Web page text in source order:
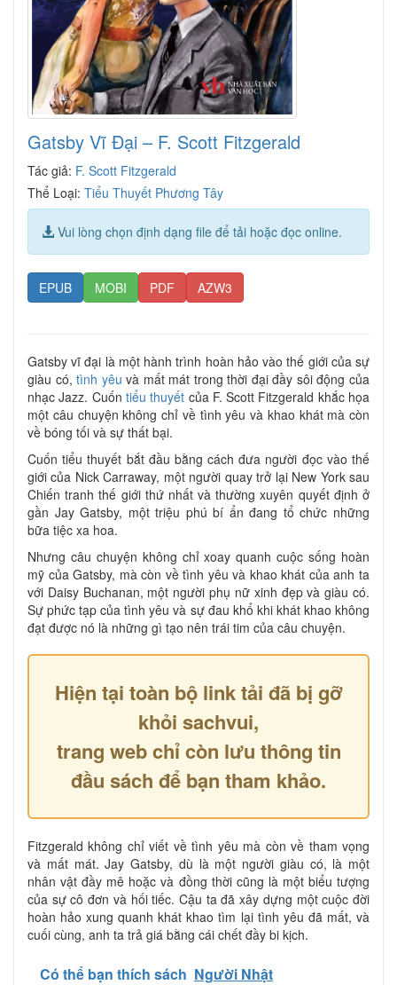
Gatsby Vĩ Đại – F. Scott Fitzgerald
Tác giả: F. Scott Fitzgerald
Thể Loại: Tiểu Thuyết Phương Tây
Vui lòng chọn định dạng file để tải hoặc đọc online.
EPUB MOBI PDF AZW3
Gatsby vĩ đại là một hành trình hoàn hảo vào thế giới của sự
giàu có,tình yêu và mất mát trong thời đại đầy sôi động của
nhạc Jazz. Cuốn tiểu thuyết của F. Scott Fitzgerald khắc họa
một câu chuyện không chỉ về tình yêu và khao khát mà còn
về bóng tối và sự thất bại.
Cuốn tiểu thuyết bắt đầu bằng cách đưa người đọc vào thế
giới của Nick Carraway, một người quay trở lại New York sau
Chiến tranh thế giới thứ nhất và thường xuyên quyết định ở
gần Jay Gatsby, một triệu phú bí ẩn đang tổ chức những
bữa tiệc xa hoa.
Nhưng câu chuyện không chỉ xoay quanh cuộc sống hoàn
mỹ của Gatsby, mà còn về tình yêu và khao khát của anh ta
với Daisy Buchanan, một người phụ nữ xinh đẹp và giàu có.
Sự phức tạp của tình yêu và sự đau khổ khi khát khao không
đạt được nó là những gì tạo nên trái tim của câu chuyện.
Hiện tại toàn bộ link tải đã bị gỡ
khỏi sachvui,
trang web chỉ còn lưu thông tin
đầu sách để bạn tham khảo.
Fitzgerald không chỉ viết về tình yêu mà còn về tham vọng
và mất mát. Jay Gatsby, dù là một người giàu có, là một
nhân vật đầy mê hoặc và đồng thời cũng là một biểu tượng
của sự cô đơn và hối tiếc. Cậu ta đã xây dựng một cuộc đời
hoàn hảo xung quanh khát khao tìm lại tình yêu đã mất, và
cuối cùng, anh ta trả giá bằng cái chết đầy bi kịch.
Có thể bạn thích sách Người Nhật